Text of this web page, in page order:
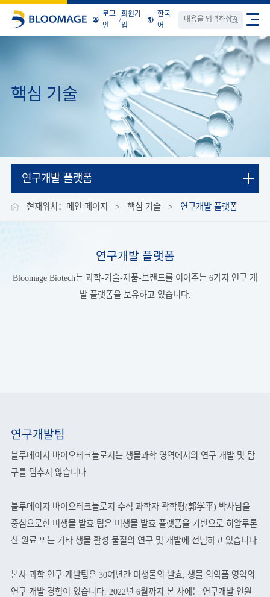
로그
인
/
회원가
입
한국
어
핵심 기술
연구개발 플랫폼
현재위치： 메인 페이지 > 핵심 기술 > 연구개발 플랫폼
연구개발 플랫폼
Bloomage Biotech는 과학-기술-제품-브랜드를 이어주는 6가지 연구 개
발 플랫폼을 보유하고 있습니다.
연구개발팀
블루메이지 바이오테크놀로지는 생물과학 영역에서의 연구 개발 및 탐
구를 멈추지 않습니다.
블루메이지 바이오테크놀로지 수석 과학자 곽학평(郭学平) 박사님을
중심으로한 미생물 발효 팀은 미생물 발효 플랫폼을 기반으로 히알루론
산 원료 또는 기타 생물 활성 물질의 연구 및 개발에 전념하고 있습니다.
본사 과학 연구 개발팀은 30여년간 미생물의 발효, 생물 의약품 영역의
연구 개발 경험이 있습니다. 2022년 6월까지 본 사에는 연구개발 인원